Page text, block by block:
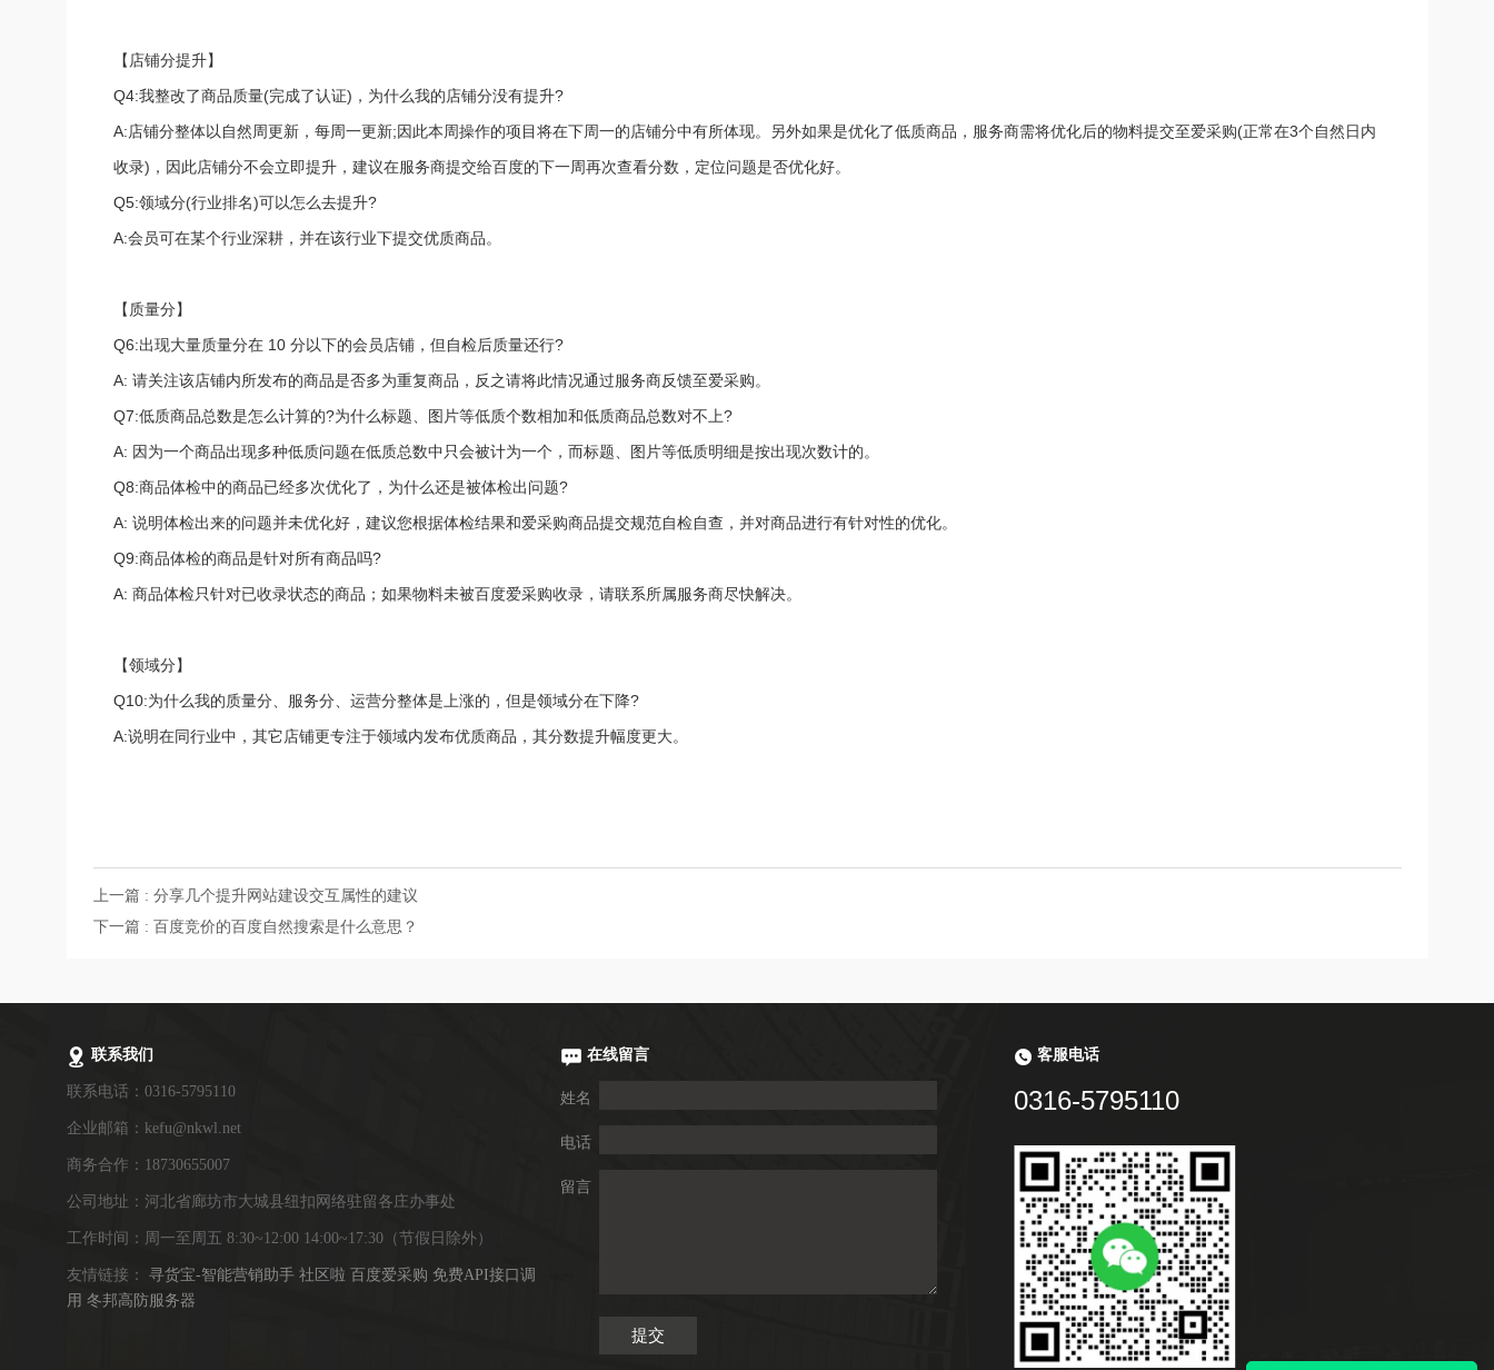
【店铺分提升】
Q4:我整改了商品质量(完成了认证)，为什么我的店铺分没有提升?
A:店铺分整体以自然周更新，每周一更新;因此本周操作的项目将在下周一的店铺分中有所体现。另外如果是优化了低质商品，服务商需将优化后的物料提交至爱采购(正常在3个自然日内
收录)，因此店铺分不会立即提升，建议在服务商提交给百度的下一周再次查看分数，定位问题是否优化好。
Q5:领域分(行业排名)可以怎么去提升?
A:会员可在某个行业深耕，并在该行业下提交优质商品。
【质量分】
Q6:出现大量质量分在 10 分以下的会员店铺，但自检后质量还行?
A: 请关注该店铺内所发布的商品是否多为重复商品，反之请将此情况通过服务商反馈至爱采购。
Q7:低质商品总数是怎么计算的?为什么标题、图片等低质个数相加和低质商品总数对不上?
A: 因为一个商品出现多种低质问题在低质总数中只会被计为一个，而标题、图片等低质明细是按出现次数计的。
Q8:商品体检中的商品已经多次优化了，为什么还是被体检出问题?
A: 说明体检出来的问题并未优化好，建议您根据体检结果和爱采购商品提交规范自检自查，并对商品进行有针对性的优化。
Q9:商品体检的商品是针对所有商品吗?
A: 商品体检只针对已收录状态的商品；如果物料未被百度爱采购收录，请联系所属服务商尽快解决。
【领域分】
Q10:为什么我的质量分、服务分、运营分整体是上涨的，但是领域分在下降?
A:说明在同行业中，其它店铺更专注于领域内发布优质商品，其分数提升幅度更大。
上一篇 : 分享几个提升网站建设交互属性的建议
下一篇 : 百度竞价的百度自然搜索是什么意思？
联系我们
联系电话：0316-5795110
企业邮箱：kefu@nkwl.net
商务合作：18730655007
公司地址：河北省廊坊市大城县纽扣网络驻留各庄办事处
工作时间：周一至周五 8:30~12:00 14:00~17:30（节假日除外）
友情链接： 寻货宝-智能营销助手 社区啦 百度爱采购 免费API接口调
用 冬邦高防服务器
在线留言
姓名
电话
留言
提交
客服电话
0316-5795110